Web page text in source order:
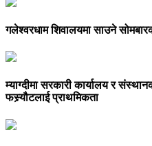
गलेश्वरधाम शिवालयमा साउने
म्याग्दीमा सरकारी कार्यालय र
फस्र्यौटलाई प्राथमिकता